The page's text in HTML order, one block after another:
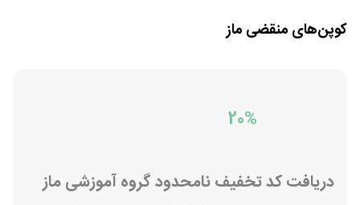
کوپن‌های منقضی ماز
20%
دریافت کد تخفیف نامحدود گروه آموزشی ماز